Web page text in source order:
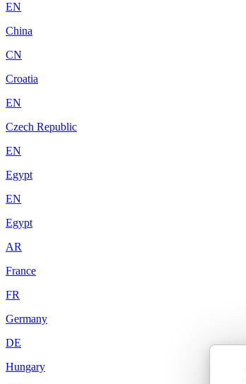
EN
China
CN
Croatia
EN
Czech Republic
EN
Egypt
EN
Egypt
AR
France
FR
Germany
DE
Hungary